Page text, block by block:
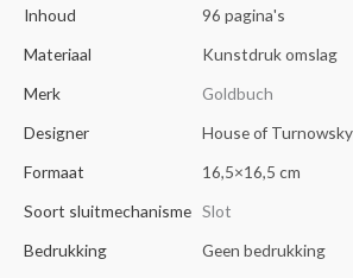
Inhoud
96 pagina's
Materiaal
Kunstdruk omslag
Merk
Goldbuch
Designer
House of Turnowsky
Formaat
16,5×16,5 cm
Soort sluitmechanisme Slot
Bedrukking
Geen bedrukking